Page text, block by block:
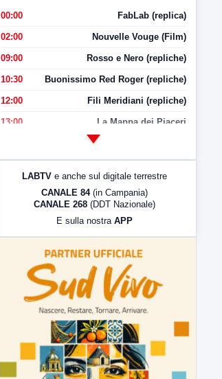
00:00 FabLab (replica)
02:00 Nouvelle Vouge (Film)
09:00 Rosso e Nero (repliche)
10:30 Buonissimo Red Roger (repliche)
12:00 Fili Meridiani (repliche)
13:00 La Mappa dei Piaceri
LabNews (Diretta)
LabNews (replica)
LABTV e anche sul digitale terrestre
CANALE 84 (in Campania)
CANALE 268 (DDT Nazionale)
E sulla nostra APP